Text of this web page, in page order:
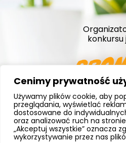
Cenimy prywatność
Używamy plików cookie, aby
przeglądania, wyświetlać
dostosowane do
oraz analizować ruch na
„Akceptuj wszystkie” oznacza
wykorzystywanie przez nas
konkursu
Ul.
00-728